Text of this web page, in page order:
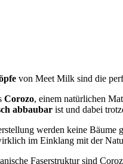
von Meet Milk sind die
Corozo, einem natürlichen
abbaubar ist und dabei
werden keine
im Einklang mit der
Faserstruktur sind